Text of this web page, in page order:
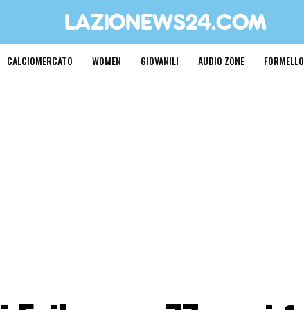
CALCIOMERCATO WOMEN GIOVANILI AUDIO ZONE FORMELLO